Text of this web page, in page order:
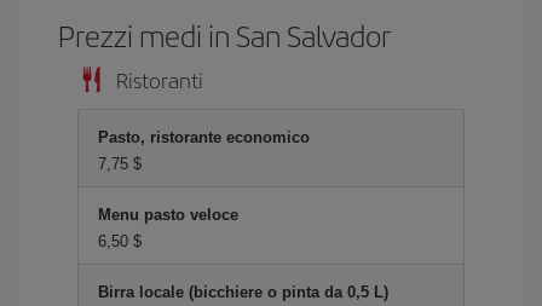
Prezzi medi in San Salvador
Ristoranti
Pasto, ristorante economico
7,75 $
Menu pasto veloce
6,50 $
Birra locale (bicchiere o pinta da 0,5 L)